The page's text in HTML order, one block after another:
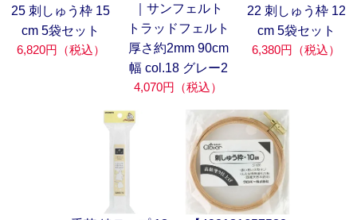
25 刺しゅう枠 15
cm 5袋セット
6,820円（税込）
｜サンフェルト
トラッドフェルト
厚さ約2mm 90cm
幅 col.18 グレー2
4,070円（税込）
22 刺しゅう枠 12
cm 5袋セット
6,380円（税込）